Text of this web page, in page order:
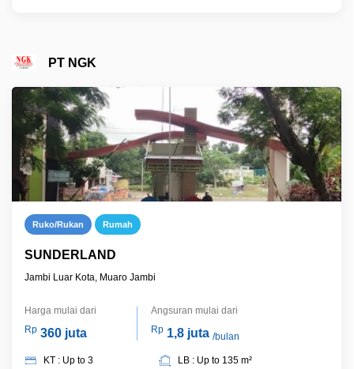
PT NGK
Ruko/Rukan Rumah
SUNDERLAND
Jambi Luar Kota, Muaro Jambi
Harga mulai dari
Rp 360 juta
Angsuran mulai dari
Rp 1,8 juta /bulan
KT : Up to 3 LB : Up to 135 m²